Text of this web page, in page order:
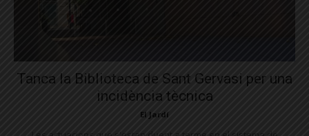
Tanca la Biblioteca de Sant Gervasi per una
incidència tècnica
El Jardí